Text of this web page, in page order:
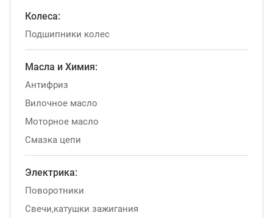
Колеса:
Подшипники колес
Масла и Химия:
Антифриз
Вилочное масло
Моторное масло
Смазка цепи
Электрика:
Поворотники
Свечи,катушки зажигания